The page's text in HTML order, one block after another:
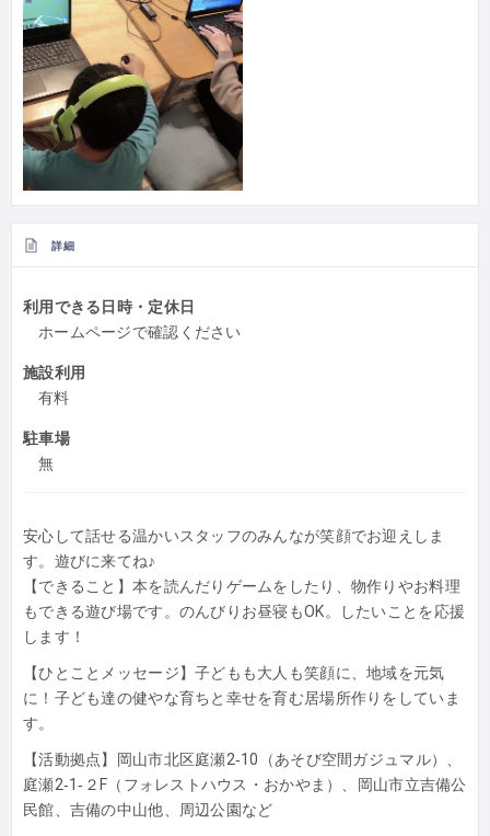
詳細
利用できる日時・定休日
ホームページで確認ください
施設利用
有料
駐車場
無
安心して話せる温かいスタッフのみんなが笑顔でお迎えしま
す。遊びに来てね♪
【できること】本を読んだりゲームをしたり、物作りやお料理
もできる遊び場です。のんびりお昼寝もOK。したいことを応援
します！
【ひとことメッセージ】子どもも大人も笑顔に、地域を元気
に！子ども達の健やな育ちと幸せを育む居場所作りをしていま
す。
【活動拠点】岡山市北区庭瀬2‐10（あそび空間ガジュマル）、
庭瀬2‐1‐２F（フォレストハウス・おかやま）、岡山市立吉備公
民館、吉備の中山他、周辺公園など